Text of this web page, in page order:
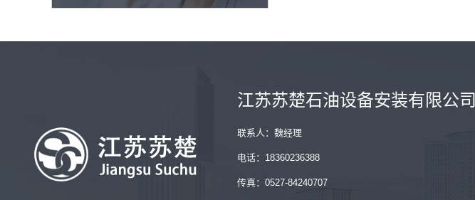
江苏苏楚石油设备安装有限公司
联系人：魏经理
电话：18360236388
传真：0527-84240707